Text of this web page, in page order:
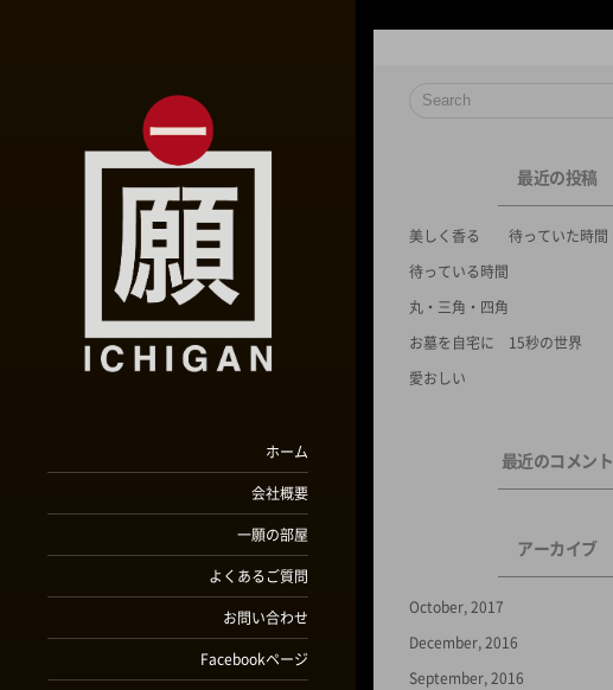
ホーム
会社概要
一願の部屋
よくあるご質問
お問い合わせ
Facebookページ
最近の投稿
美しく香る 待っていた時間
待っている時間
丸・三角・四角
お墓を自宅に 15秒の世界
愛おしい
最近のコメント
アーカイブ
October, 2017
December, 2016
September, 2016